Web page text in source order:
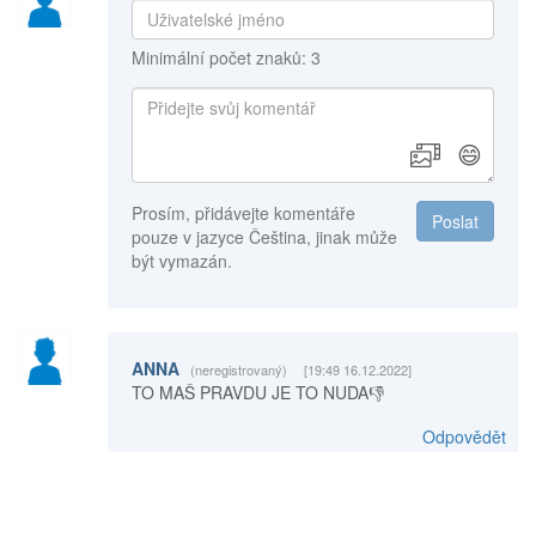
Minimální počet znaků: 3
😄
Poslat
Prosím, přidávejte komentáře
pouze v jazyce Čeština, jinak může
být vymazán.
ANNA (neregistrovaný) [19:49 16.12.2022]
TO MAŠ PRAVDU JE TO NUDA👎
Odpovědět